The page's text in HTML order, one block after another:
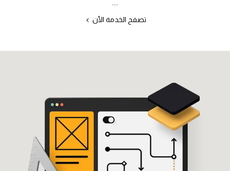
....
تصفح الخدمة الأن